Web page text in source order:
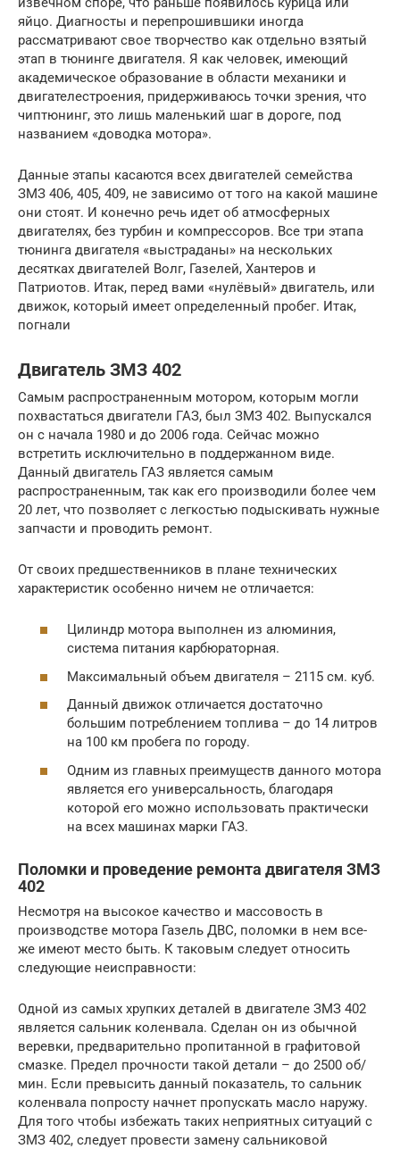
яйцо. Диагносты и перепрошившики иногда
рассматривают свое творчество как отдельно взятый
этап в тюнинге двигателя. Я как человек, имеющий
академическое образование в области механики и
двигателестроения, придерживаюсь точки зрения, что
чиптюнинг, это лишь маленький шаг в дороге, под
названием «доводка мотора».
Данные этапы касаются всех двигателей семейства
ЗМЗ 406, 405, 409, не зависимо от того на какой машине
они стоят. И конечно речь идет об атмосферных
двигателях, без турбин и компрессоров. Все три этапа
тюнинга двигателя «выстраданы» на нескольких
десятках двигателей Волг, Газелей, Хантеров и
Патриотов. Итак, перед вами «нулёвый» двигатель, или
движок, который имеет определенный пробег. Итак,
погнали
Двигатель ЗМЗ 402
Самым распространенным мотором, которым могли
похвастаться двигатели ГАЗ, был ЗМЗ 402. Выпускался
он с начала 1980 и до 2006 года. Сейчас можно
встретить исключительно в поддержанном виде.
Данный двигатель ГАЗ является самым
распространенным, так как его производили более чем
20 лет, что позволяет с легкостью подыскивать нужные
запчасти и проводить ремонт.
От своих предшественников в плане технических
характеристик особенно ничем не отличается:
Цилиндр мотора выполнен из алюминия,
система питания карбюраторная.
Максимальный объем двигателя – 2115 см. куб.
Данный движок отличается достаточно
большим потреблением топлива – до 14 литров
на 100 км пробега по городу.
Одним из главных преимуществ данного мотора
является его универсальность, благодаря
которой его можно использовать практически
на всех машинах марки ГАЗ.
Поломки и проведение ремонта двигателя ЗМЗ
402
Несмотря на высокое качество и массовость в
производстве мотора Газель ДВС, поломки в нем все-
же имеют место быть. К таковым следует относить
следующие неисправности:
Одной из самых хрупких деталей в двигателе ЗМЗ 402
является сальник коленвала. Сделан он из обычной
веревки, предварительно пропитанной в графитовой
смазке. Предел прочности такой детали – до 2500 об/
мин. Если превысить данный показатель, то сальник
коленвала попросту начнет пропускать масло наружу.
Для того чтобы избежать таких неприятных ситуаций с
ЗМЗ 402, следует провести замену сальниковой